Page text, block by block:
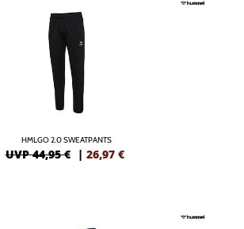
HMLGO 2.0 SWEATPANTS
UVP 44,95 € | 26,97 €